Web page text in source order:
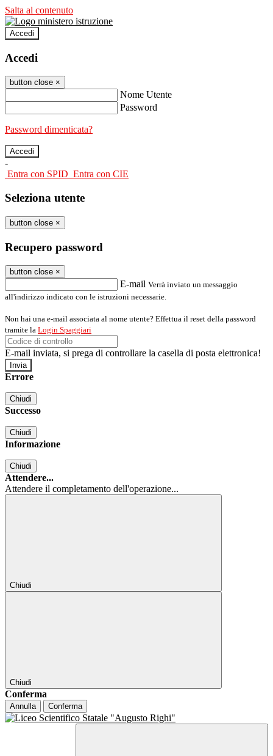
Salta al contenuto
Accedi
Accedi
button close ×
Nome Utente
Password
Password dimenticata?
-
Entra con SPID Entra con CIE
Seleziona utente
button close ×
Recupero password
button close ×
E-mail Verrà inviato un messaggio
all'indirizzo indicato con le istruzioni necessarie.
Non hai una e-mail associata al nome utente? Effettua il reset della password
tramite la Login Spaggiari
E-mail inviata, si prega di controllare la casella di posta elettronica!
Errore
Chiudi
Successo
Chiudi
Informazione
Chiudi
Attendere...
Attendere il completamento dell'operazione...
Chiudi
Chiudi
Conferma
Annulla Conferma